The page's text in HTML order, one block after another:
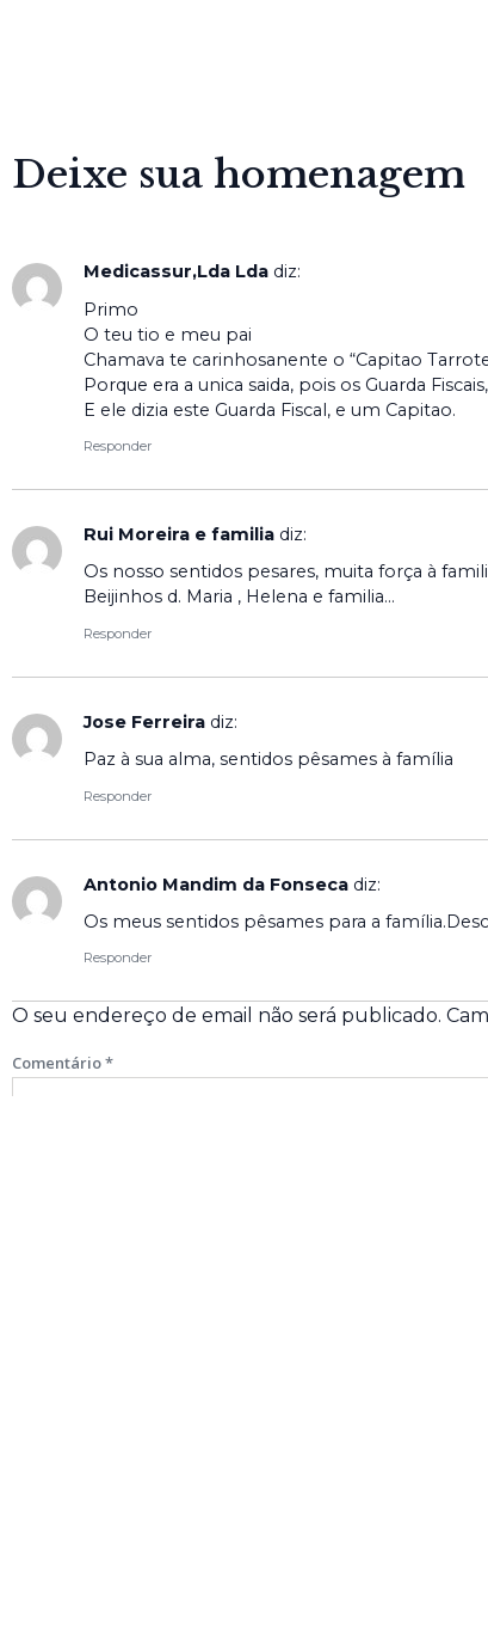
Deixe sua homenagem
Medicassur,Lda Lda diz:
Primo
O teu tio e meu pai
Chamava te carinhosanente o “Capitao
Porque era a unica saida, pois os Guarda
E ele dizia este Guarda Fiscal, e um Capitao.
Responder
Rui Moreira e familia diz:
Os nosso sentidos pesares, muita força à
Beijinhos d. Maria , Helena e familia…
Responder
Jose Ferreira diz:
Paz à sua alma, sentidos pêsames à família
Responder
Antonio Mandim da Fonseca diz:
Os meus sentidos pêsames para a
Responder
O seu endereço de email não será publicado.
Comentário*